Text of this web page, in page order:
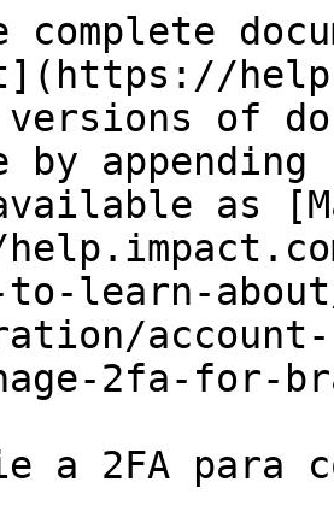
complete
versions of
by
as
learn-
2fa-for-
a 2FA para